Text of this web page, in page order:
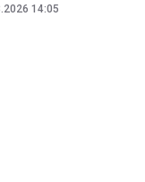
14:05